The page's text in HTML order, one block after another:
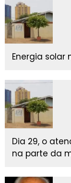
Energia solar
Dia 29, o
na parte da